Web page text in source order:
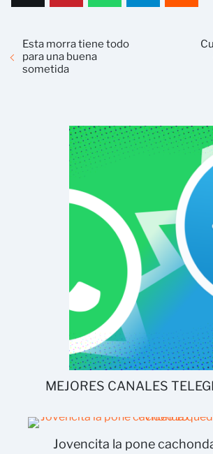
Esta morra tiene todo
para una buena
sometida
MEJORES CANALES
Jovencita la pone